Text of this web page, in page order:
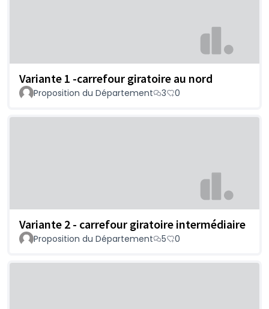
Variante 1 -carrefour giratoire au nord
Proposition du Département 3 0
Variante 2 - carrefour giratoire intermédiaire
Proposition du Département 5 0